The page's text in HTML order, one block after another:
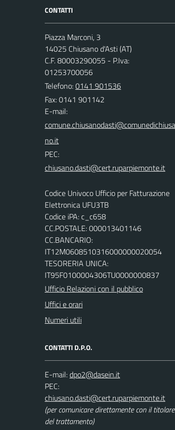
CONTATTI
Piazza Marconi, 3
14025 Chiusano d'Asti (AT)
C.F. 80003290055 - P.Iva:
01253700056
Telefono:0141 901536
Fax: 0141 901142
E-mail:
PEC:
Codice Univoco Ufficio per Fatturazione
Elettronica UFU3TB
Codice iPA: c_c658
CC.POSTALE: 000013401146
CC.BANCARIO:
IT12M0608510316000000020054
TESORERIA UNICA:
IT95F0100004306TU0000000837
Ufficio Relazioni con il pubblico
Uffici e orari
Numeri utili
CONTATTI D.P.O.
E-mail:
PEC:
(per comunicare direttamente con il titolare
del trattamento)